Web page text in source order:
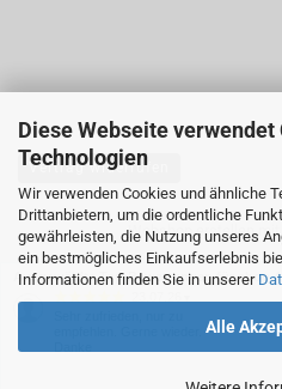
Diese Webseite
Technologien
Wir verwenden Cookies und ähnliche
Drittanbietern, um die ordentliche
gewährleisten, die Nutzung unseres
ein bestmögliches Einkaufserlebnis
Informationen finden Sie in unserer
Alle
Vertrag widerrufen
Webshop erstellenmit
Ausgewählte Top-Bewertungen für